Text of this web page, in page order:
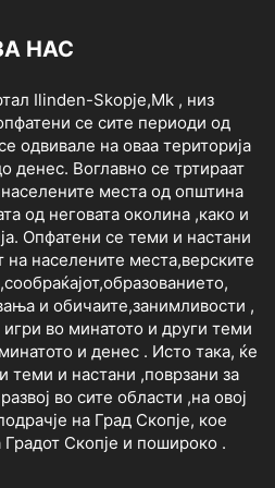
НАС
Ilinden-Skopje,Mk , низ
се сите периоди од
одвивале на оваа територија
денес. Воглавно се тртираат
места од општина
од неговата околина ,како и
Опфатени се теми и настани
на населените места,верските
и обичаите,занимливости ,
во минатото и други теми
и денес . Исто така, ќе
теми и настани ,поврзани за
во сите области ,на овој
на Град Скопје, кое
Градот Скопје и пошироко .